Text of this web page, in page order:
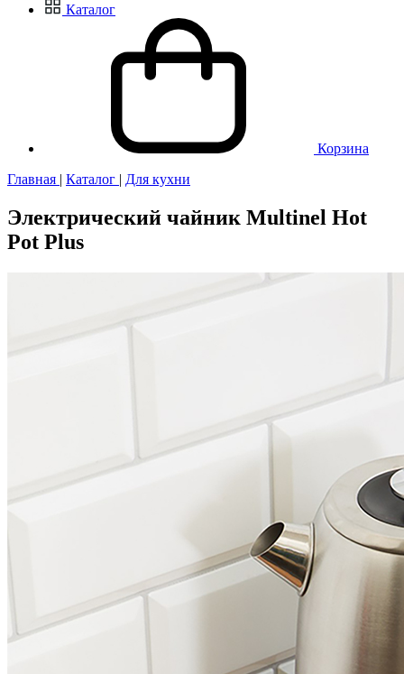
Каталог
Корзина
Главная | Каталог | Для кухни
Электрический чайник Multinel Hot
Pot Plus